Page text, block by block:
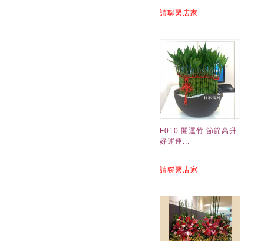
請聯繫店家
F010 開運竹 節節高升
好運連...
請聯繫店家